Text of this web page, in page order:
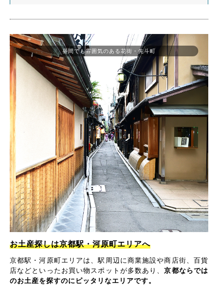
昼間でも雰囲気のある花街・先斗町
お土産探しは京都駅・河原町エリアへ
京都駅・河原町エリアは、駅周辺に商業施設や商店街、百貨
店などといったお買い物スポットが多数あり、京都ならでは
のお土産を探すのにピッタリなエリアです。